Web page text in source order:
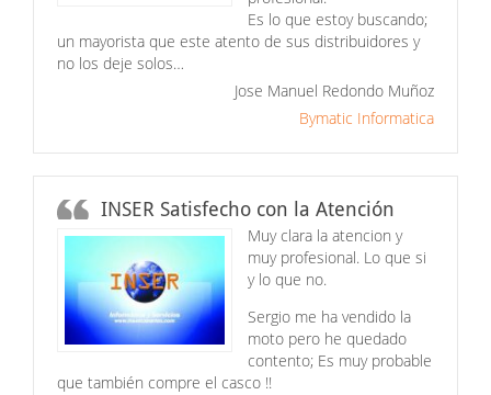
Es lo que estoy buscando;
un mayorista que este atento de sus distribuidores y
no los deje solos…
Jose Manuel Redondo Muñoz
Bymatic Informatica
INSER Satisfecho con la Atención
Muy clara la atencion y
muy profesional. Lo que si
y lo que no.
Sergio me ha vendido la
moto pero he quedado
contento; Es muy probable
que también compre el casco !!